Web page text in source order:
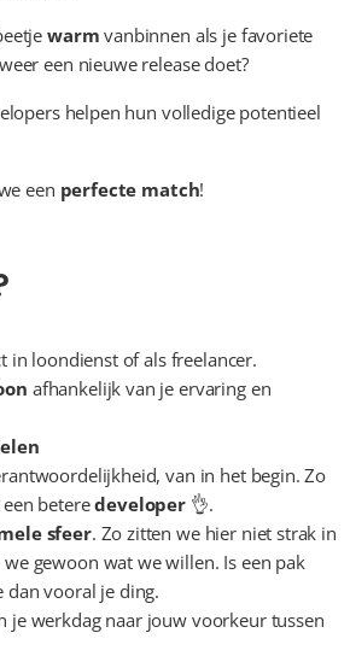
warm vanbinnen als je favoriete
een nieuwe release doet?
helpen hun volledige potentieel
een perfecte match!
in loondienst of als freelancer.
afhankelijk van je ervaring en
van in het begin. Zo
betere developer 👌.
sfeer. Zo zitten we hier niet strak in
we gewoon wat we willen. Is een pak
dan vooral je ding.
je werkdag naar jouw voorkeur tussen